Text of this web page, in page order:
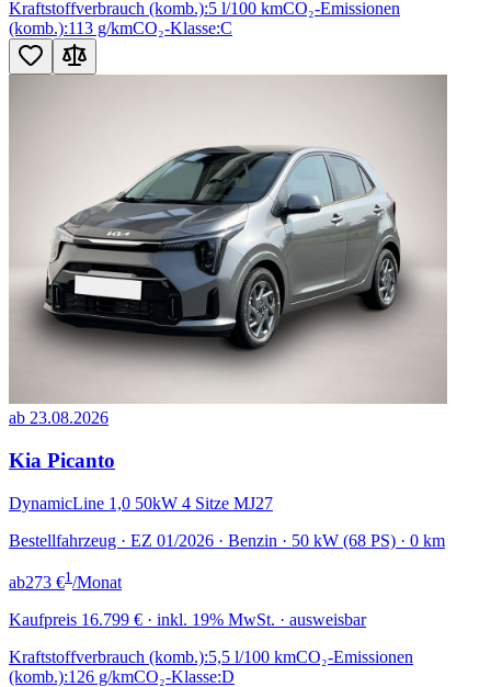
Kraftstoffverbrauch (komb.):5 l/100 kmCO₂-Emissionen
(komb.):113 g/kmCO₂-Klasse:C
ab 23.08.2026
Kia Picanto
DynamicLine 1,0 50kW 4 Sitze MJ27
Bestellfahrzeug · EZ 01/2026 · Benzin · 50 kW (68 PS) · 0 km
ab273 €1 /Monat
Kaufpreis 16.799 € · inkl. 19% MwSt. · ausweisbar
Kraftstoffverbrauch (komb.):5,5 l/100 kmCO₂-Emissionen
(komb.):126 g/kmCO₂-Klasse:D